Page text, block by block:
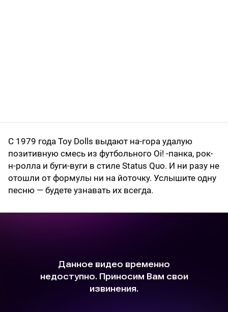
С 1979 года Toy Dolls выдают на-гора удалую
позитивную смесь из футбольного Oi! -панка, рок-
н-ролла и буги-вуги в стиле Status Quo. И ни разу не
отошли от формулы ни на йоточку. Услышите одну
песню — будете узнавать их всегда.